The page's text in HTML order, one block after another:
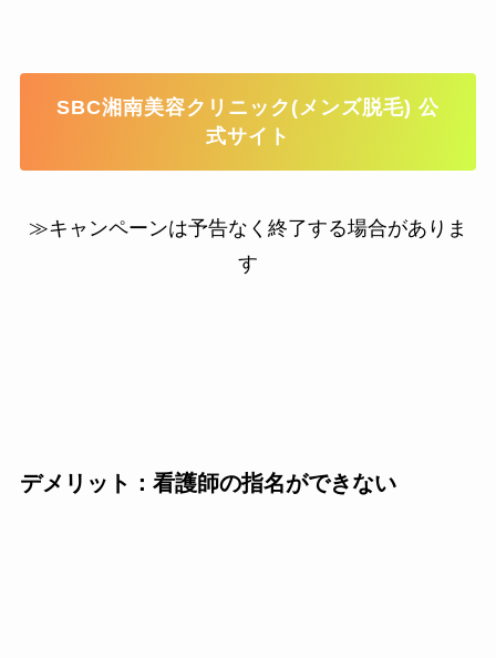
SBC湘南美容クリニック(メンズ脱毛) 公
式サイト
≫キャンペーンは予告なく終了する場合がありま
す
デメリット：看護師の指名ができない